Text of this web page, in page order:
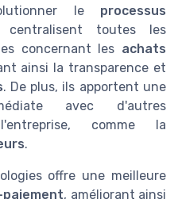
le processus
toutes les
concernant les achats
ainsi la transparence et
. De plus, ils apportent une
avec d'autres
comme la
.
offre une meilleure
, améliorant ainsi